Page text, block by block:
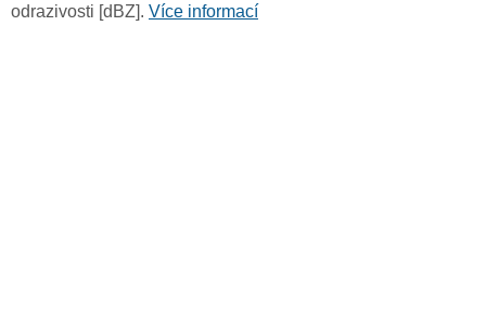
odrazivosti [dBZ]. Více informací